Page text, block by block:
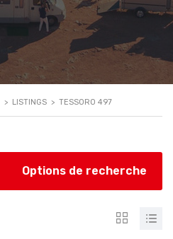
> LISTINGS > TESSORO 497
Options de recherche